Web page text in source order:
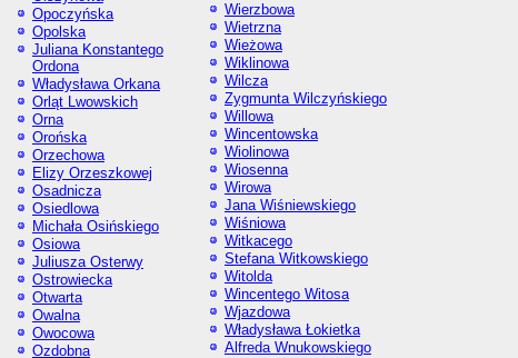
Opoczyńska
Opolska
Juliana Konstantego
Ordona
Władysława Orkana
Orląt Lwowskich
Orna
Orońska
Orzechowa
Elizy Orzeszkowej
Osadnicza
Osiedlowa
Michała Osińskiego
Osiowa
Juliusza Osterwy
Ostrowiecka
Otwarta
Owalna
Owocowa
Ozdobna
Wierzbowa
Wietrzna
Wieżowa
Wiklinowa
Wilcza
Zygmunta Wilczyńskiego
Willowa
Wincentowska
Wiolinowa
Wiosenna
Wirowa
Jana Wiśniewskiego
Wiśniowa
Witkacego
Stefana Witkowskiego
Witolda
Wincentego Witosa
Wjazdowa
Władysława Łokietka
Alfreda Wnukowskiego